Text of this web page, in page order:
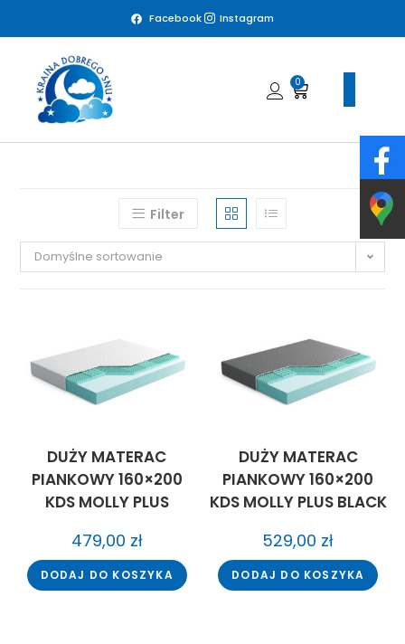
Facebook Instagram
0
Filter
Domyślne sortowanie
DUŻY MATERAC
PIANKOWY 160×200
KDS MOLLY PLUS
479,00 zł
DODAJ DO KOSZYKA
DUŻY MATERAC
PIANKOWY 160×200
KDS MOLLY PLUS BLACK
529,00 zł
DODAJ DO KOSZYKA